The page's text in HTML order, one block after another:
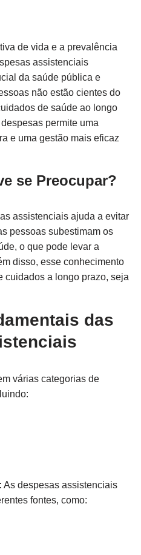
de vida e a prevalência
assistenciais
da saúde pública e
não estão cientes do
de saúde ao longo
permite uma
e uma gestão mais eficaz
se Preocupar?
assistenciais ajuda a evitar
pessoas subestimam os
o que pode levar a
disso, esse conhecimento
cuidados a longo prazo, seja
das
várias categorias de
As despesas assistenciais
fontes, como: